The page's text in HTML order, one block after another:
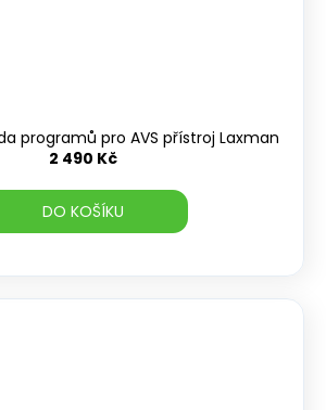
programů pro AVS přístroj Laxman
2 490 Kč
DO KOŠÍKU